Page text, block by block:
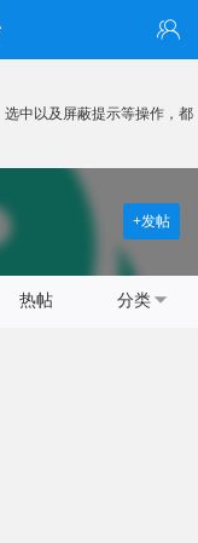
中以及屏蔽提示等操作，都
+发帖
热帖 分类